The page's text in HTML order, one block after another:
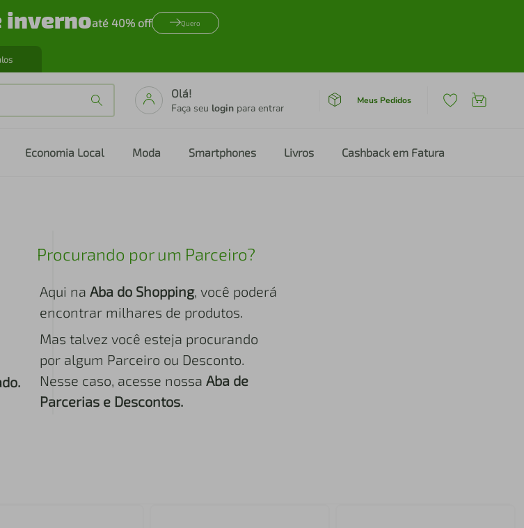
invernoaté 40% off Quero
Olá!
Faça seu login para entrar
Meus Pedidos
Economia Local Moda Smartphones Livros Cashback em Fatura
Procurando por um Parceiro?
Aqui na Aba do Shopping, você poderá
encontrar milhares de produtos.
Mas talvez você esteja procurando
por algum Parceiro ou Desconto.
Nesse caso, acesse nossa Aba de
Parcerias e Descontos.